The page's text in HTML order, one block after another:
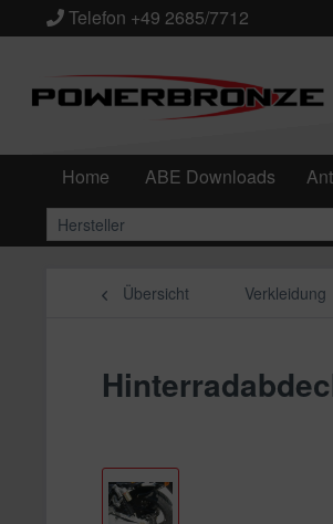
Telefon +49 2685/7712
Home ABE Downloads
Übersicht Verkleidung